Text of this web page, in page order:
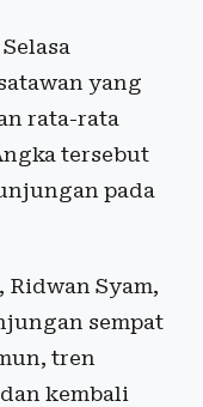
yang
rata-rata
tersebut
pada
Ridwan Syam,
sempat
tren
kembali